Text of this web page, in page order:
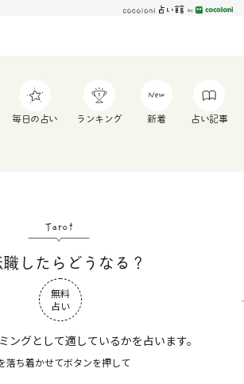
毎日の占い ランキング 新着 占い記事
Tarot
したらどうなる？
無料
占い
ングとして適しているかを占います。
落ち着かせてボタンを押して